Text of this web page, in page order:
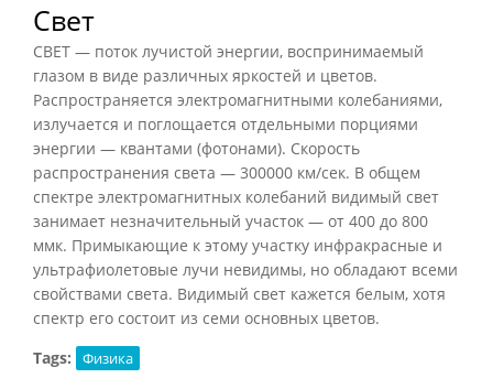
Свет
СВЕТ — поток лучистой энергии, воспринимаемый
глазом в виде различных яркостей и цветов.
Распространяется электромагнитными колебаниями,
излучается и поглощается отдельными порциями
энергии — квантами (фотонами). Скорость
распространения света — 300000 км/сек. В общем
спектре электромагнитных колебаний видимый свет
занимает незначительный участок — от 400 до 800
ммк. Примыкающие к этому участку инфракрасные и
ультрафиолетовые лучи невидимы, но обладают всеми
свойствами света. Видимый свет кажется белым, хотя
спектр его состоит из семи основных цветов.
Tags:
Физика